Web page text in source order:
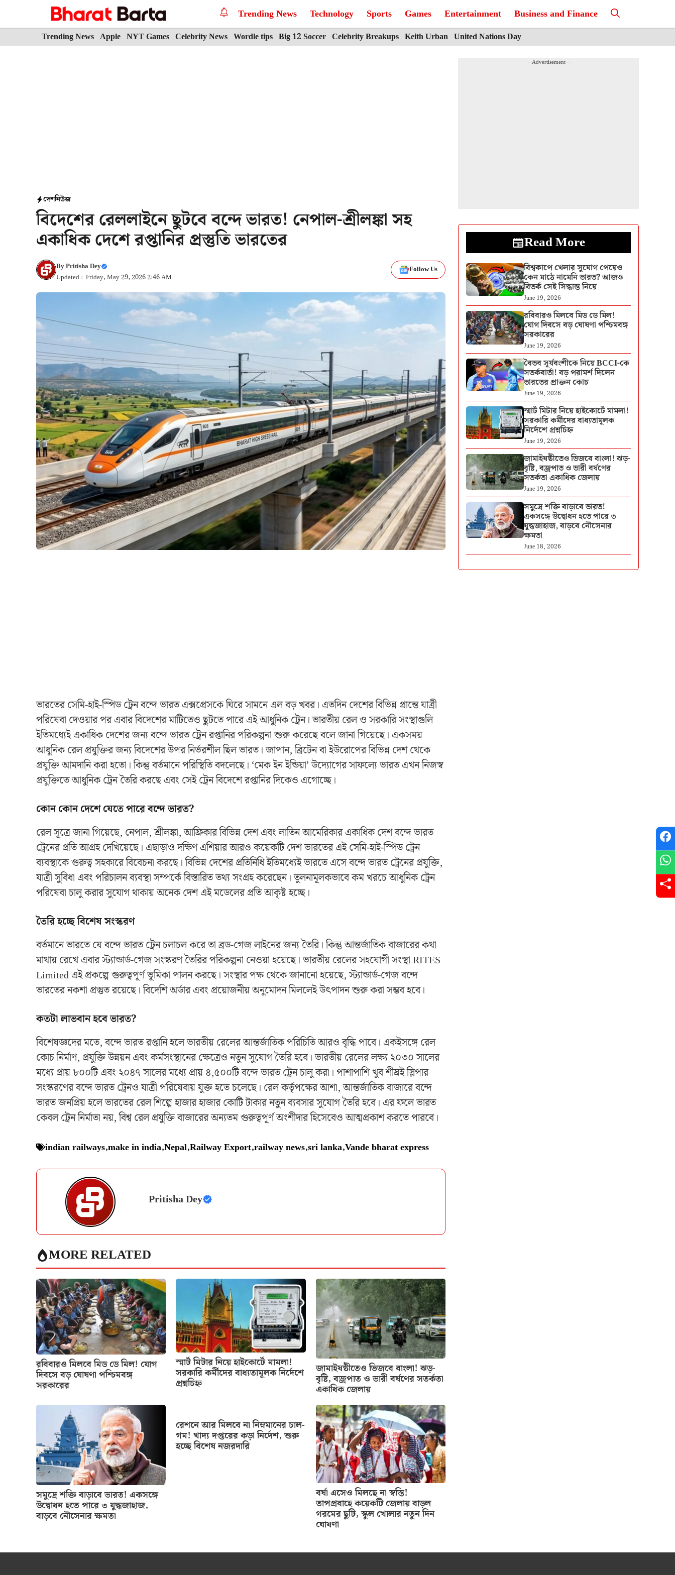
Trending News Technology Sports Games Entertainment Business and Finance
Trending News Apple NYT Games Celebrity News Wordle tips Big 12 Soccer Celebrity Breakups Keith Urban United Nations Day
দেশনিউজ
বিদেশের রেললাইনে ছুটবে বন্দে ভারত! নেপাল-শ্রীলঙ্কা সহ
একাধিক দেশে রপ্তানির প্রস্তুতি ভারতের
ByPritisha Dey
Updated : Friday, May 29, 2026 2:46 AM
Follow Us
ভারতের সেমি-হাই-স্পিড ট্রেন বন্দে ভারত এক্সপ্রেসকে ঘিরে সামনে এল বড় খবর। এতদিন দেশের বিভিন্ন প্রান্তে যাত্রী
পরিষেবা দেওয়ার পর এবার বিদেশের মাটিতেও ছুটতে পারে এই আধুনিক ট্রেন। ভারতীয় রেল ও সরকারি সংস্থাগুলি
ইতিমধ্যেই একাধিক দেশের জন্য বন্দে ভারত ট্রেন রপ্তানির পরিকল্পনা শুরু করেছে বলে জানা গিয়েছে। একসময়
আধুনিক রেল প্রযুক্তির জন্য বিদেশের উপর নির্ভরশীল ছিল ভারত। জাপান, ব্রিটেন বা ইউরোপের বিভিন্ন দেশ থেকে
প্রযুক্তি আমদানি করা হতো। কিন্তু বর্তমানে পরিস্থিতি বদলেছে। ‘মেক ইন ইন্ডিয়া’ উদ্যোগের সাফল্যে ভারত এখন নিজস্ব
প্রযুক্তিতে আধুনিক ট্রেন তৈরি করছে এবং সেই ট্রেন বিদেশে রপ্তানির দিকেও এগোচ্ছে।
কোন কোন দেশে যেতে পারে বন্দে ভারত?
রেল সূত্রে জানা গিয়েছে, নেপাল, শ্রীলঙ্কা, আফ্রিকার বিভিন্ন দেশ এবং লাতিন আমেরিকার একাধিক দেশ বন্দে ভারত
ট্রেনের প্রতি আগ্রহ দেখিয়েছে। এছাড়াও দক্ষিণ এশিয়ার আরও কয়েকটি দেশ ভারতের এই সেমি-হাই-স্পিড ট্রেন
ব্যবস্থাকে গুরুত্ব সহকারে বিবেচনা করছে। বিভিন্ন দেশের প্রতিনিধি ইতিমধ্যেই ভারতে এসে বন্দে ভারত ট্রেনের প্রযুক্তি,
যাত্রী সুবিধা এবং পরিচালন ব্যবস্থা সম্পর্কে বিস্তারিত তথ্য সংগ্রহ করেছেন। তুলনামূলকভাবে কম খরচে আধুনিক ট্রেন
পরিষেবা চালু করার সুযোগ থাকায় অনেক দেশ এই মডেলের প্রতি আকৃষ্ট হচ্ছে।
তৈরি হচ্ছে বিশেষ সংস্করণ
বর্তমানে ভারতে যে বন্দে ভারত ট্রেন চলাচল করে তা ব্রড-গেজ লাইনের জন্য তৈরি। কিন্তু আন্তর্জাতিক বাজারের কথা
মাথায় রেখে এবার স্ট্যান্ডার্ড-গেজ সংস্করণ তৈরির পরিকল্পনা নেওয়া হয়েছে। ভারতীয় রেলের সহযোগী সংস্থাRITES
Limitedএই প্রকল্পে গুরুত্বপূর্ণ ভূমিকা পালন করছে। সংস্থার পক্ষ থেকে জানানো হয়েছে, স্ট্যান্ডার্ড-গেজ বন্দে
ভারতের নকশা প্রস্তুত রয়েছে। বিদেশি অর্ডার এবং প্রয়োজনীয় অনুমোদন মিললেই উৎপাদন শুরু করা সম্ভব হবে।
কতটা লাভবান হবে ভারত?
বিশেষজ্ঞদের মতে, বন্দে ভারত রপ্তানি হলে ভারতীয় রেলের আন্তর্জাতিক পরিচিতি আরও বৃদ্ধি পাবে। একইসঙ্গে রেল
কোচ নির্মাণ, প্রযুক্তি উন্নয়ন এবং কর্মসংস্থানের ক্ষেত্রেও নতুন সুযোগ তৈরি হবে। ভারতীয় রেলের লক্ষ্য ২০৩০ সালের
মধ্যে প্রায় ৮০০টি এবং ২০৪৭ সালের মধ্যে প্রায় ৪,৫০০টি বন্দে ভারত ট্রেন চালু করা। পাশাপাশি খুব শীঘ্রই স্লিপার
সংস্করণের বন্দে ভারত ট্রেনও যাত্রী পরিষেবায় যুক্ত হতে চলেছে। রেল কর্তৃপক্ষের আশা, আন্তর্জাতিক বাজারে বন্দে
ভারত জনপ্রিয় হলে ভারতের রেল শিল্পে হাজার হাজার কোটি টাকার নতুন ব্যবসার সুযোগ তৈরি হবে। এর ফলে ভারত
কেবল ট্রেন নির্মাতা নয়, বিশ্ব রেল প্রযুক্তি বাজারের অন্যতম গুরুত্বপূর্ণ অংশীদার হিসেবেও আত্মপ্রকাশ করতে পারবে।
indian railways,make in india,Nepal,Railway Export,railway news,sri lanka,Vande bharat express
Pritisha Dey
MORE RELATED
রবিবারও মিলবে মিড ডে মিল! যোগ
দিবসে বড় ঘোষণা পশ্চিমবঙ্গ
সরকারের
স্মার্ট মিটার নিয়ে হাইকোর্টে মামলা!
সরকারি কর্মীদের বাধ্যতামূলক নির্দেশে
প্রশ্নচিহ্ন
জামাইষষ্ঠীতেও ভিজবে বাংলা! ঝড়-
বৃষ্টি, বজ্রপাত ও ভারী বর্ষণের সতর্কতা
একাধিক জেলায়
সমুদ্রে শক্তি বাড়াবে ভারত! একসঙ্গে
উদ্বোধন হতে পারে ৩ যুদ্ধজাহাজ,
বাড়বে নৌসেনার ক্ষমতা
রেশনে আর মিলবে না নিম্নমানের চাল-
গম! খাদ্য দপ্তরের কড়া নির্দেশ, শুরু
হচ্ছে বিশেষ নজরদারি
বর্ষা এসেও মিলছে না স্বস্তি!
তাপপ্রবাহে কয়েকটি জেলায় বাড়ল
গরমের ছুটি, স্কুল খোলার নতুন দিন
ঘোষণা
---Advertisement---
Read More
বিশ্বকাপে খেলার সুযোগ পেয়েও
কেন মাঠে নামেনি ভারত? আজও
বিতর্ক সেই সিদ্ধান্ত নিয়ে
June 19, 2026
রবিবারও মিলবে মিড ডে মিল!
যোগ দিবসে বড় ঘোষণা পশ্চিমবঙ্গ
সরকারের
June 19, 2026
বৈভব সূর্যবংশীকে নিয়ে BCCI-কে
সতর্কবার্তা! বড় পরামর্শ দিলেন
ভারতের প্রাক্তন কোচ
June 19, 2026
স্মার্ট মিটার নিয়ে হাইকোর্টে মামলা!
সরকারি কর্মীদের বাধ্যতামূলক
নির্দেশে প্রশ্নচিহ্ন
June 19, 2026
জামাইষষ্ঠীতেও ভিজবে বাংলা! ঝড়-
বৃষ্টি, বজ্রপাত ও ভারী বর্ষণের
সতর্কতা একাধিক জেলায়
June 19, 2026
সমুদ্রে শক্তি বাড়াবে ভারত!
একসঙ্গে উদ্বোধন হতে পারে ৩
যুদ্ধজাহাজ, বাড়বে নৌসেনার
ক্ষমতা
June 18, 2026